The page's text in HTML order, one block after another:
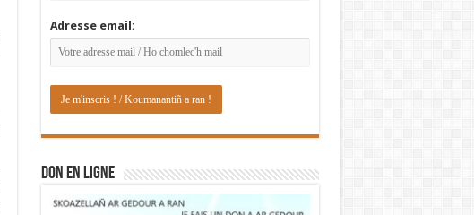
Adresse email:
DON EN LIGNE